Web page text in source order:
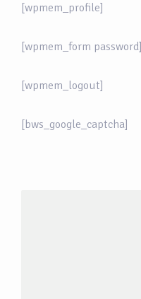
[wpmem_profile]
[wpmem_form password]
[wpmem_logout]
[bws_google_captcha]